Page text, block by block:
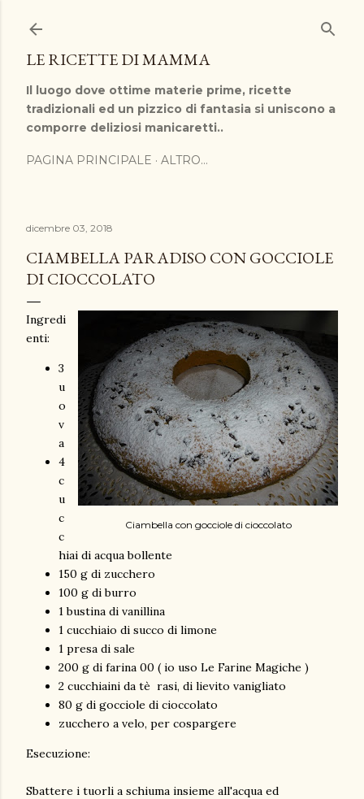
LE RICETTE DI MAMMA
Il luogo dove ottime materie prime, ricette
tradizionali ed un pizzico di fantasia si uniscono a
comporre deliziosi manicaretti..
PAGINA PRINCIPALE ALTRO…
dicembre 03, 2018
CIAMBELLA PARADISO CON GOCCIOLE
DI CIOCCOLATO
Ciambella con gocciole di cioccolato
Ingredi
enti:
3
u
o
v
a
4
c
u
c
c
hiai di acqua bollente
150 g di zucchero
100 g di burro
1 bustina di vanillina
1 cucchiaio di succo di limone
1 presa di sale
200 g di farina 00 ( io uso Le Farine Magiche )
2 cucchiaini da tè rasi, di lievito vanigliato
80 g di gocciole di cioccolato
zucchero a velo, per cospargere
Esecuzione:
Sbattere i tuorli a schiuma insieme all'acqua ed